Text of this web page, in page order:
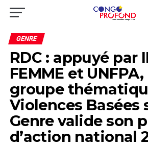
GENRE
RDC : appuyé par
FEMME et
groupe
Violences Basées
Genre valide son
d’action national